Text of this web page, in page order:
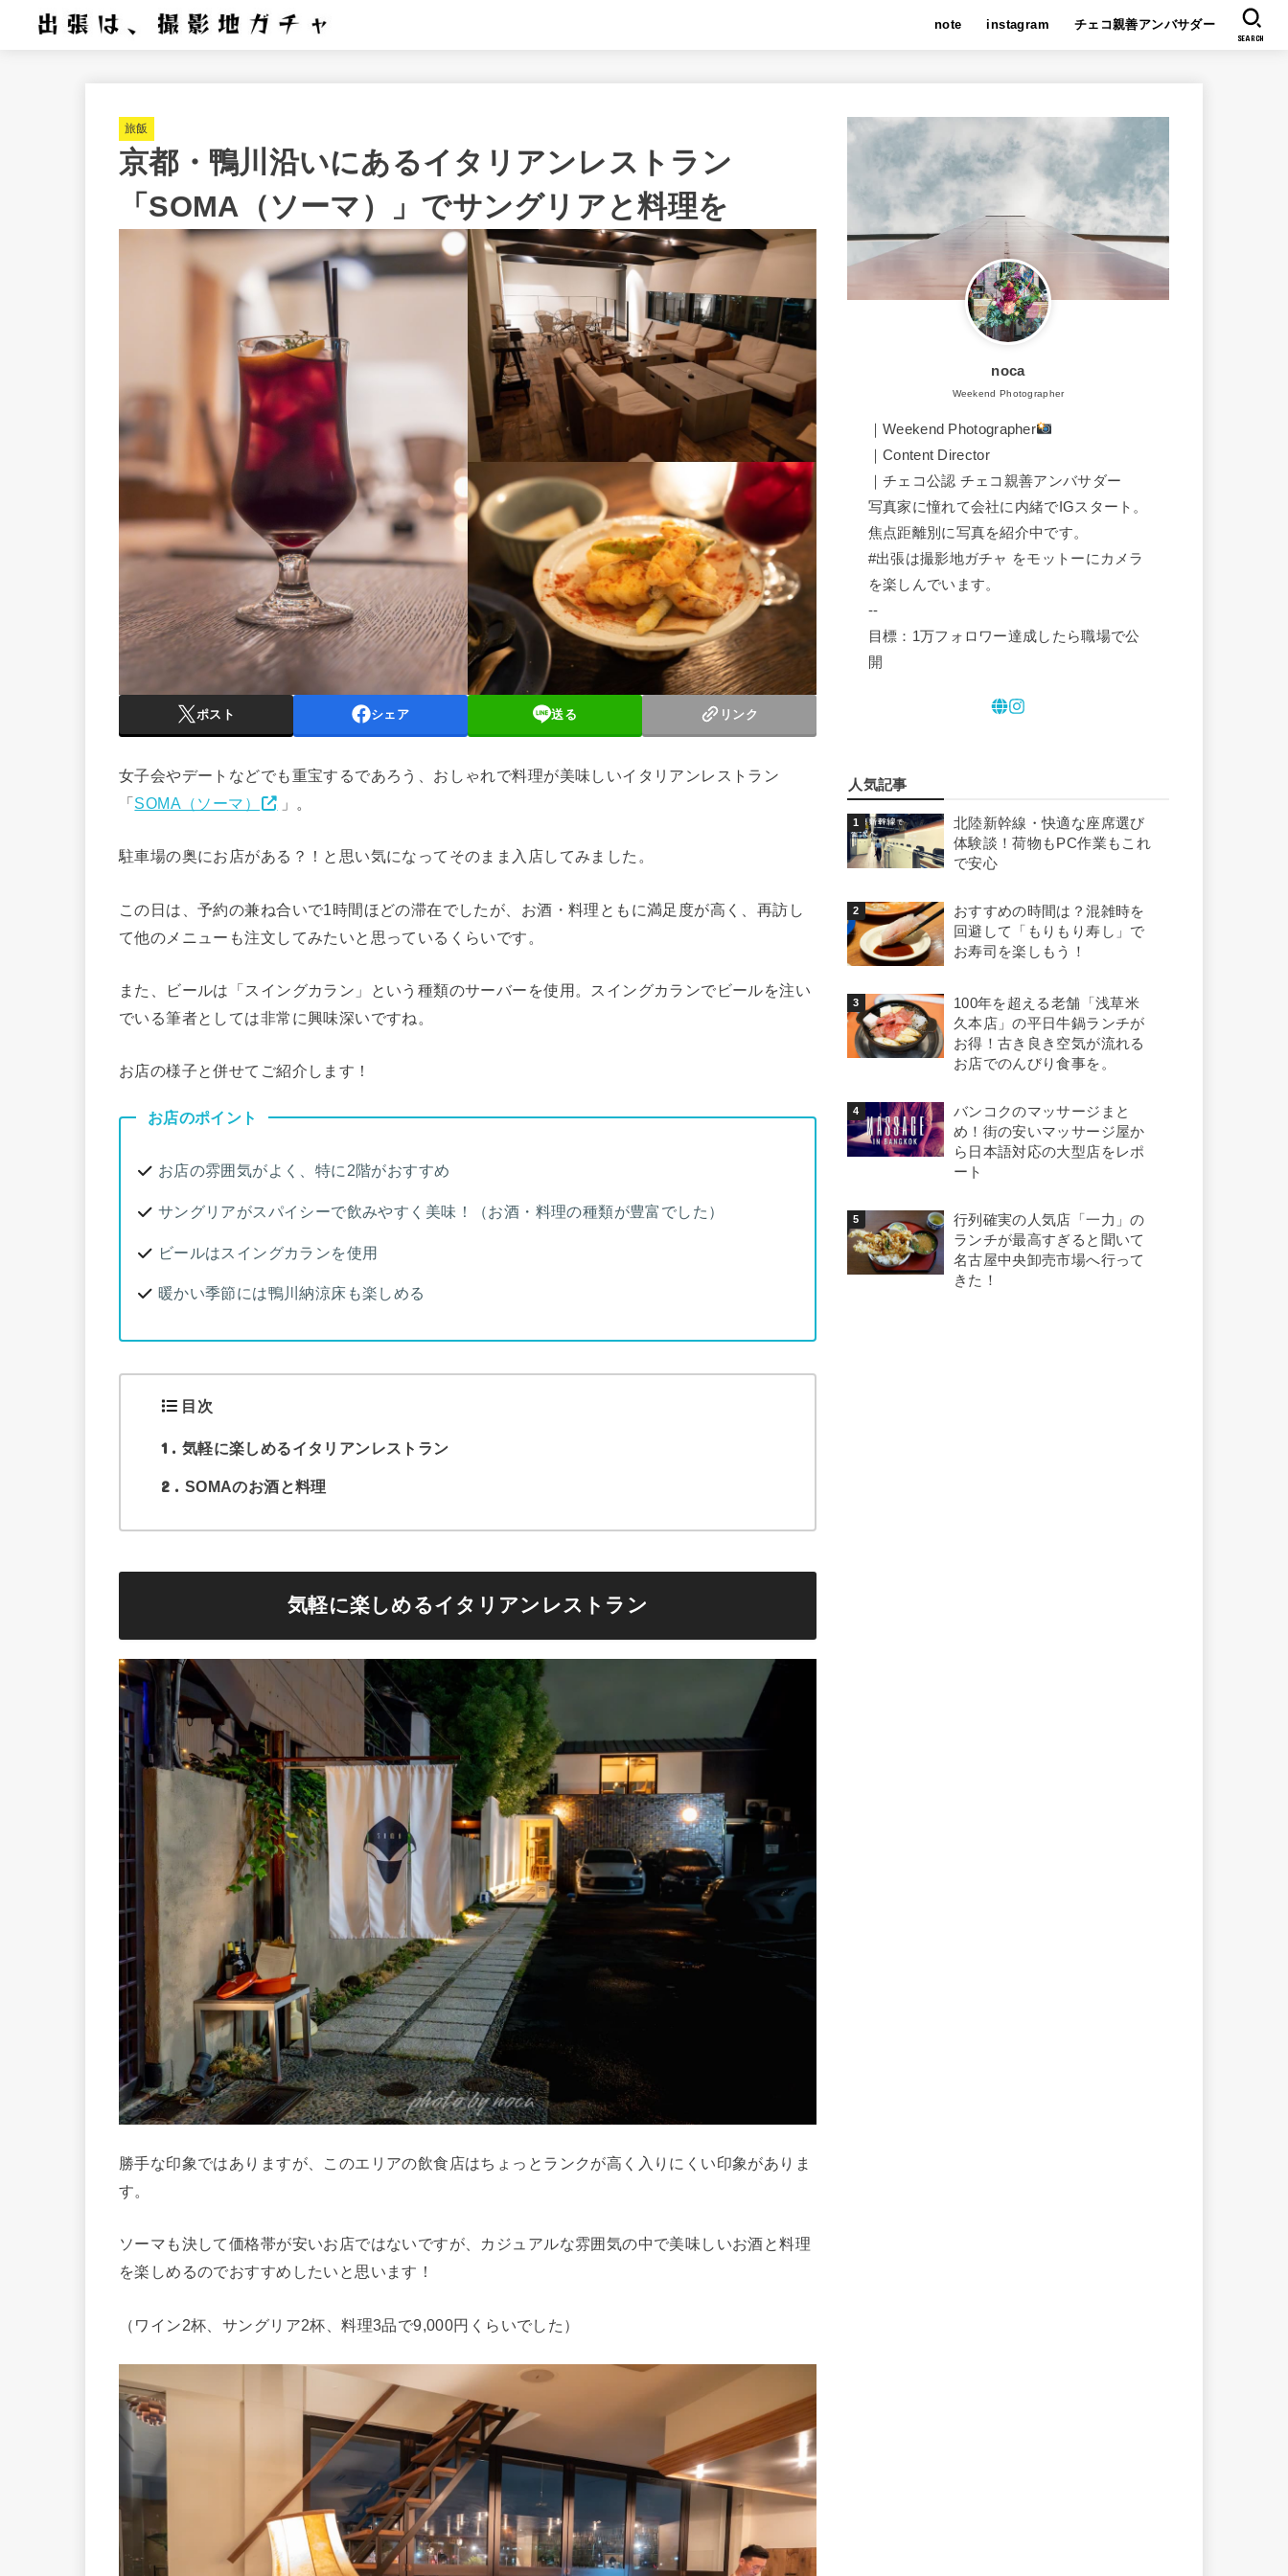
note instagram チェコ親善アンバサダー
SEARCH
旅飯
京都・鴨川沿いにあるイタリアンレストラン
「SOMA（ソーマ）」でサングリアと料理を
ポスト シェア 送る リンク
女子会やデートなどでも重宝するであろう、おしゃれで料理が美味しいイタリアンレストラン
「SOMA（ソーマ） 」。
駐車場の奥にお店がある？！と思い気になってそのまま入店してみました。
この日は、予約の兼ね合いで1時間ほどの滞在でしたが、お酒・料理ともに満足度が高く、再訪し
て他のメニューも注文してみたいと思っているくらいです。
また、ビールは「スイングカラン」という種類のサーバーを使用。スイングカランでビールを注い
でいる筆者としては非常に興味深いですね。
お店の様子と併せてご紹介します！
お店のポイント
お店の雰囲気がよく、特に2階がおすすめ
サングリアがスパイシーで飲みやすく美味！（お酒・料理の種類が豊富でした）
ビールはスイングカランを使用
暖かい季節には鴨川納涼床も楽しめる
目次
1 気軽に楽しめるイタリアンレストラン
2 SOMAのお酒と料理
気軽に楽しめるイタリアンレストラン
勝手な印象ではありますが、このエリアの飲食店はちょっとランクが高く入りにくい印象がありま
す。
ソーマも決して価格帯が安いお店ではないですが、カジュアルな雰囲気の中で美味しいお酒と料理
を楽しめるのでおすすめしたいと思います！
（ワイン2杯、サングリア2杯、料理3品で9,000円くらいでした）
noca
Weekend Photographer
｜Weekend Photographer
｜Content Director
｜チェコ公認 チェコ親善アンバサダー
写真家に憧れて会社に内緒でIGスタート。
焦点距離別に写真を紹介中です。
#出張は撮影地ガチャ をモットーにカメラ
を楽しんでいます。
--
目標：1万フォロワー達成したら職場で公
開
人気記事
北陸新幹線・快適な座席選び
体験談！荷物もPC作業もこれ
で安心
おすすめの時間は？混雑時を
回避して「もりもり寿し」で
お寿司を楽しもう！
100年を超える老舗「浅草米
久本店」の平日牛鍋ランチが
お得！古き良き空気が流れる
お店でのんびり食事を。
バンコクのマッサージまと
め！街の安いマッサージ屋か
ら日本語対応の大型店をレポ
ート
行列確実の人気店「一力」の
ランチが最高すぎると聞いて
名古屋中央卸売市場へ行って
きた！